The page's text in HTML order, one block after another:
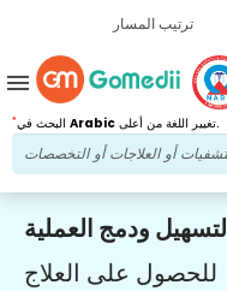
ترتيب المسار
* Arabic تغيير اللغة من أعلى.
menu
لتسهيل ودمج العملية
للحصول على العلاج